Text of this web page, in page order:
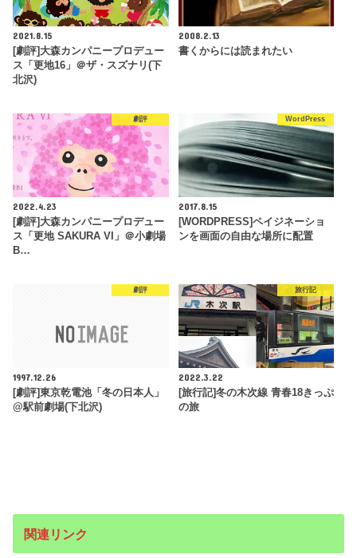
2021.8.15
[劇評]大森カンパニープロデュー
ス「更地16」＠ザ・スズナリ(下
北沢)
2008.2.13
書くからには読まれたい
劇評
2022.4.23
[劇評]大森カンパニープロデュー
ス「更地 SAKURA VI」＠小劇場
B…
WordPress
2017.8.15
[WORDPRESS]ペイジネーショ
ンを画面の自由な場所に配置
劇評
1997.12.26
[劇評]東京乾電池「冬の日本人」
@駅前劇場(下北沢)
旅行記
2022.3.22
[旅行記]冬の木次線 青春18きっぷ
の旅
関連リンク